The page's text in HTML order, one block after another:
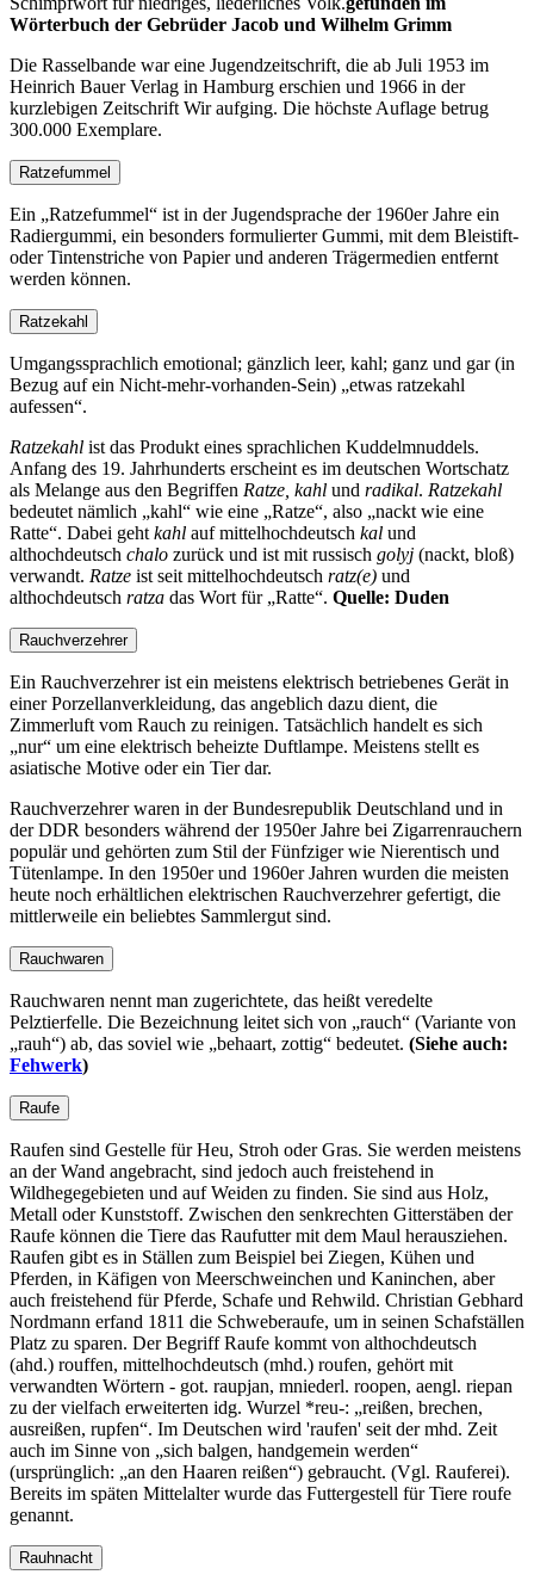
Wörterbuch der Gebrüder Jacob und Wilhelm Grimm
Die Rasselbande war eine Jugendzeitschrift, die ab Juli 1953 im
Heinrich Bauer Verlag in Hamburg erschien und 1966 in der
kurzlebigen Zeitschrift Wir aufging. Die höchste Auflage betrug
300.000 Exemplare.
Ratzefummel
Ein Ratzefummel
ist in der Jugendsprache der 1960er Jahre ein
Radiergummi, ein besonders formulierter Gummi, mit dem Bleistift-
oder Tintenstriche von Papier und anderen Trägermedien entfernt
werden können.
Ratzekahl
Umgangssprachlich emotional; gänzlich leer, kahl; ganz und gar (in
Bezug auf ein Nicht-mehr-vorhanden-Sein)
etwas ratzekahl
aufessen .
Ratzekahl ist das Produkt eines sprachlichen Kuddelmnuddels.
Anfang des 19. Jahrhunderts erscheint es im deutschen Wortschatz
als Melange aus den Begriffen Ratze, kahl und radikal. Ratzekahl
bedeutet nämlich
kahl wie eine Ratze , also
nackt wie eine
Ratte . Dabei geht kahl auf mittelhochdeutsch kal und
althochdeutsch chalo zurück und ist mit russisch golyj (nackt, bloß)
verwandt. Ratze ist seit mittelhochdeutsch ratz(e) und
althochdeutsch ratza das Wort für Ratte . Quelle: Duden
Rauchverzehrer
Ein Rauchverzehrer ist ein meistens elektrisch betriebenes Gerät in
einer Porzellanverkleidung, das angeblich dazu dient, die
Zimmerluft vom Rauch zu reinigen. Tatsächlich handelt es sich
„nur“ um eine elektrisch beheizte Duftlampe. Meistens stellt es
asiatische Motive oder ein Tier dar.
Rauchverzehrer waren in der Bundesrepublik Deutschland und in
der DDR besonders während der 1950er Jahre bei Zigarrenrauchern
populär und gehörten zum Stil der Fünfziger wie Nierentisch und
Tütenlampe. In den 1950er und 1960er Jahren wurden die meisten
heute noch erhältlichen elektrischen Rauchverzehrer gefertigt, die
mittlerweile ein beliebtes Sammlergut sind.
Rauchwaren
Rauchwaren nennt man zugerichtete, das heißt veredelte
Pelztierfelle. Die Bezeichnung leitet sich von
rauch
(Variante von
rauh ) ab, das soviel wie behaart, zottig bedeutet. (Siehe auch:
Fehwerk)
Raufe
Raufen sind Gestelle für Heu, Stroh oder Gras. Sie werden meistens
an der Wand angebracht, sind jedoch auch freistehend in
Wildhegegebieten und auf Weiden zu finden. Sie sind aus Holz,
Metall oder Kunststoff. Zwischen den senkrechten Gitterstäben der
Raufe können die Tiere das Raufutter mit dem Maul herausziehen.
Raufen gibt es in Ställen zum Beispiel bei Ziegen, Kühen und
Pferden, in Käfigen von Meerschweinchen und Kaninchen, aber
auch freistehend für Pferde, Schafe und Rehwild. Christian Gebhard
Nordmann erfand 1811 die Schweberaufe, um in seinen Schafställen
Platz zu sparen. Der Begriff Raufe kommt von althochdeutsch
(ahd.) rouffen, mittelhochdeutsch (mhd.) roufen, gehört mit
verwandten Wörtern - got. raupjan, mniederl. roopen, aengl. riepan
zu der vielfach erweiterten idg. Wurzel *reu-:
reißen, brechen,
ausreißen, rupfen . Im Deutschen wird 'raufen' seit der mhd. Zeit
auch im Sinne von
sich balgen, handgemein werden
(ursprünglich:
an den Haaren reißen ) gebraucht. (Vgl. Rauferei).
Bereits im späten Mittelalter wurde das Futtergestell für Tiere roufe
genannt.
Rauhnacht